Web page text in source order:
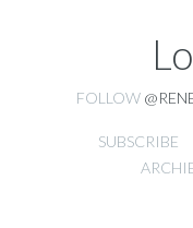
FOLLOW
SUBSCRIBE